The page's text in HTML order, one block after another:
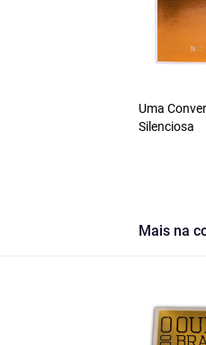
Uma
Silenciosa
Mais na